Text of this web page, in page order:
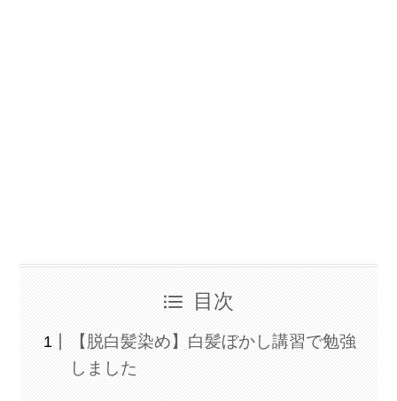
目次
【脱白髪染め】白髪ぼかし講習で勉強
しました